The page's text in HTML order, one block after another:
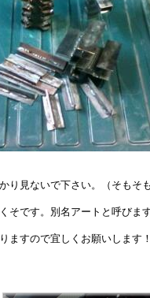
り見ないで下さい。（そもそ
そです。別名アートと呼びま
ますので宜しくお願いします